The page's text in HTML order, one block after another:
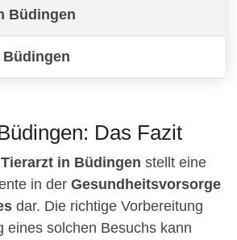
Büdingen
Das Fazit
Tierarzt in Büdingen stellt eine
in der Gesundheitsvorsorge
dar. Die richtige Vorbereitung
eines solchen Besuchs kann